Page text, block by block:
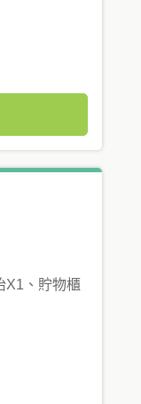
X1、貯物櫃